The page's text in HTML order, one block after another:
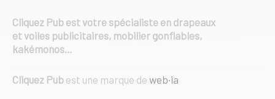
Cliquez Pub est votre spécialiste en drapeaux
et voiles publicitaires, mobilier gonflables,
kakémonos…
Cliquez Pub est une marque de web·ia